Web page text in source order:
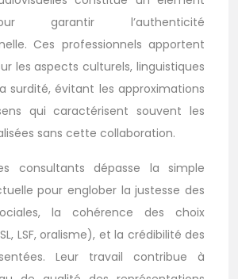
garantir l’authenticité
Ces professionnels apportent
les aspects culturels, linguistiques
surdité, évitant les approximations
qui caractérisent souvent les
sans cette collaboration.
consultants dépasse la simple
pour englober la justesse des
la cohérence des choix
LSF, oralisme), et la crédibilité des
Leur travail contribue à